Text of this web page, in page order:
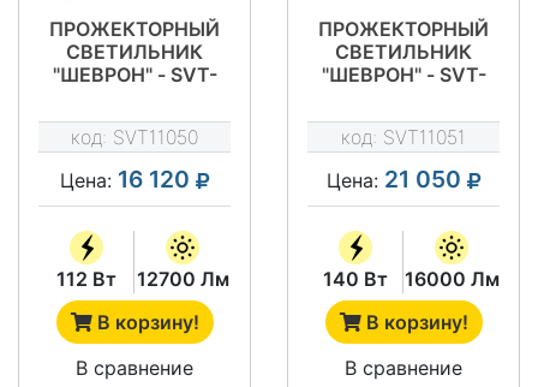
ПРОЖЕКТОРНЫЙ
СВЕТИЛЬНИК
"ШЕВРОН" - SVT-
30X120
код: SVT11050
Цена: 16 120
112 Вт
12700 Лм
В корзину!
В сравнение
ПРОЖЕКТОРНЫЙ
СВЕТИЛЬНИК
"ШЕВРОН" - SVT-
27
код: SVT11051
Цена: 21 050
140 Вт
16000 Лм
В корзину!
В сравнение